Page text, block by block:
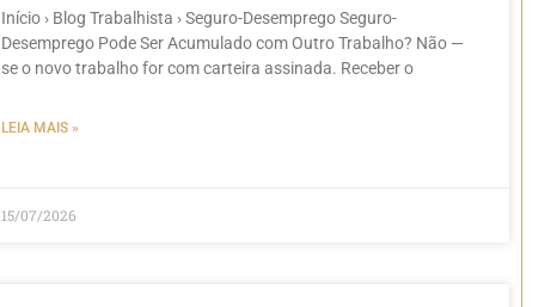
Início › Blog Trabalhista › Seguro-Desemprego Seguro-
Desemprego Pode Ser Acumulado com Outro Trabalho? Não —
se o novo trabalho for com carteira assinada. Receber o
LEIA MAIS »
15/07/2026